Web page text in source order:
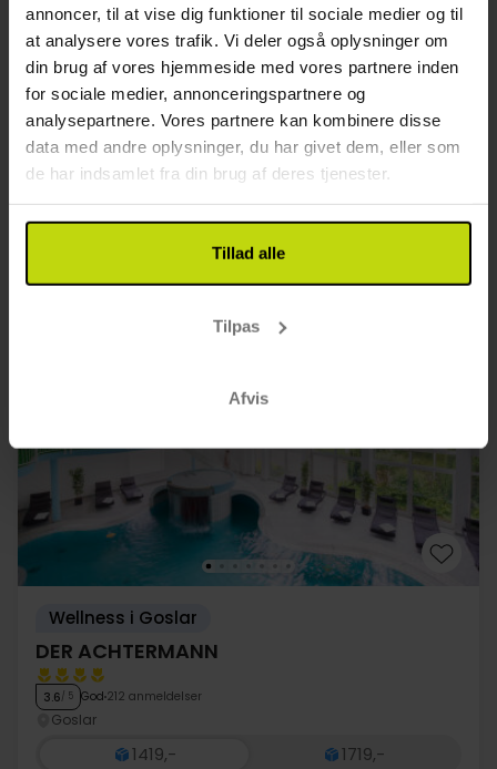
annoncer, til at vise dig funktioner til sociale medier og til
at analysere vores trafik. Vi deler også oplysninger om
din brug af vores hjemmeside med vores partnere inden
for sociale medier, annonceringspartnere og
analysepartnere. Vores partnere kan kombinere disse
data med andre oplysninger, du har givet dem, eller som
de har indsamlet fra din brug af deres tjenester.
Tillad alle
Tilpas
Afvis
3.6/ 5 God468 anmeldelser
Hundested
Sommertilbud
1x
overnatning
morgenmad
SALE
Sep
Se mere
Wellness i Goslar
DER ACHTERMANN
3.6/ 5 God 212 anmeldelser
Goslar
1419,-
1719,-